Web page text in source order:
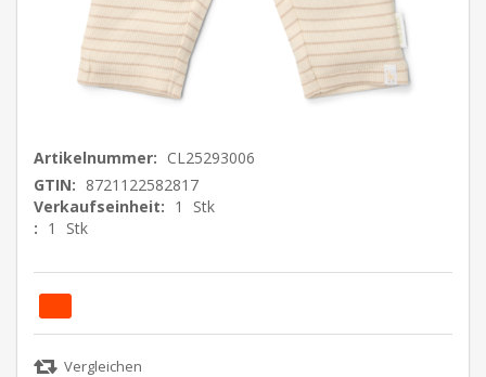
Artikelnummer: CL25293006
GTIN: 8721122582817
Verkaufseinheit: 1
Stk
: 1 Stk